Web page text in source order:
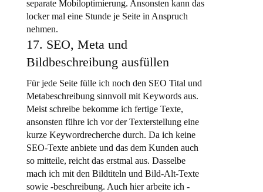
separate Mobiloptimierung. Ansonsten kann das
locker mal eine Stunde je Seite in Anspruch
nehmen.
17. SEO, Meta und
Bildbeschreibung ausfüllen
Für jede Seite fülle ich noch den SEO Tital und
Metabeschreibung sinnvoll mit Keywords aus.
Meist schreibe bekomme ich fertige Texte,
ansonsten führe ich vor der Texterstellung eine
kurze Keywordrecherche durch. Da ich keine
SEO-Texte anbiete und das dem Kunden auch
so mitteile, reicht das erstmal aus. Dasselbe
mach ich mit den Bildtiteln und Bild-Alt-Texte
sowie -beschreibung. Auch hier arbeite ich -